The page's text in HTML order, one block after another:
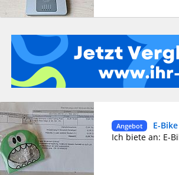
Angebot
E-